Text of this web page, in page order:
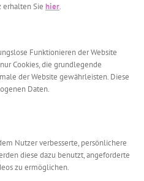
erhalten Sie hier.
Funktionieren der Website
Cookies, die grundlegende
der Website gewährleisten. Diese
Daten.
Nutzer verbesserte, persönlichere
diese dazu benutzt, angeforderte
zu ermöglichen.